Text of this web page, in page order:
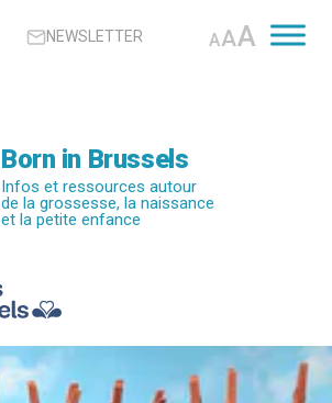
NEWSLETTER AAA
Born in Brussels
Infos et ressources autour
de la grossesse, la naissance
et la petite enfance